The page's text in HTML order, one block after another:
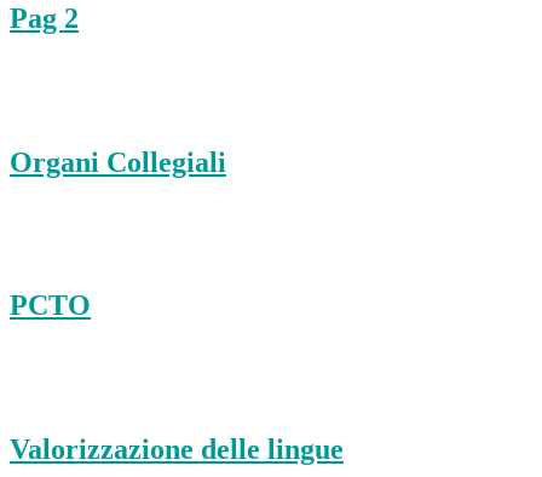
Pag 2
Organi Collegiali
PCTO
Valorizzazione delle lingue